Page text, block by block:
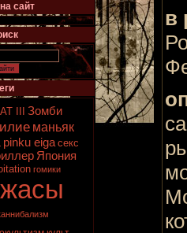
сайт
III
Зомби
маньяк
pinku eiga секс
Япония
гомики
в